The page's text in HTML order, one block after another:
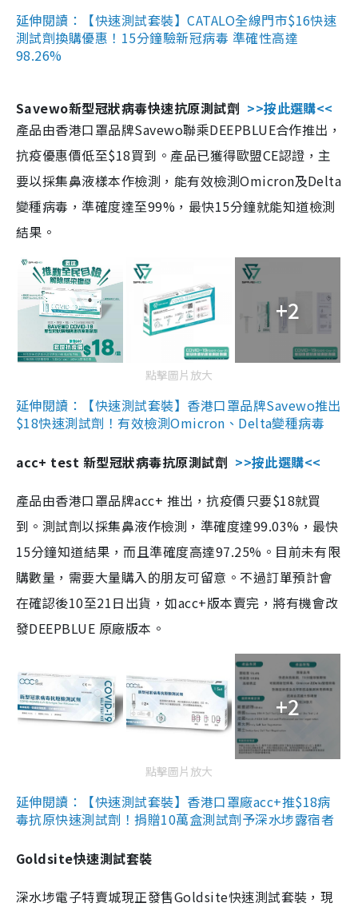
延伸閱讀：【快速測試套裝】CATALO全線門市$16快速
測試劑換購優惠！15分鐘驗新冠病毒 準確性高達
98.26%
Savewo新型冠狀病毒快速抗原測試劑 >>按此選購<<
產品由香港口罩品牌Savewo聯乘DEEPBLUE合作推出，
抗疫優惠價低至$18買到。產品已獲得歐盟CE認證，主
要以採集鼻液樣本作檢測，能有效檢測Omicron及Delta
變種病毒，準確度達至99%，最快15分鐘就能知道檢測
結果。
+2
點擊圖片放大
延伸閱讀：【快速測試套裝】香港口罩品牌Savewo推出
$18快速測試劑！有效檢測Omicron、Delta變種病毒
acc+ test 新型冠狀病毒抗原測試劑 >>按此選購<<
產品由香港口罩品牌acc+ 推出，抗疫價只要$18就買
到。測試劑以採集鼻液作檢測，準確度達99.03%，最快
15分鐘知道結果，而且準確度高達97.25%。目前未有限
購數量，需要大量購入的朋友可留意。不過訂單預計會
在確認後10至21日出貨，如acc+版本賣完，將有機會改
發DEEPBLUE 原廠版本。
+2
點擊圖片放大
延伸閱讀：【快速測試套裝】香港口罩廠acc+推$18病
毒抗原快速測試劑！捐贈10萬盒測試劑予深水埗露宿者
Goldsite快速測試套裝
深水埗電子特賣城現正發售Goldsite快速測試套裝，現